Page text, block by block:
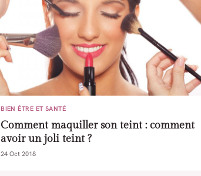
BIEN ÊTRE ET SANTÉ
Comment maquiller son teint : comment
avoir un joli teint ?
24 Oct 2018